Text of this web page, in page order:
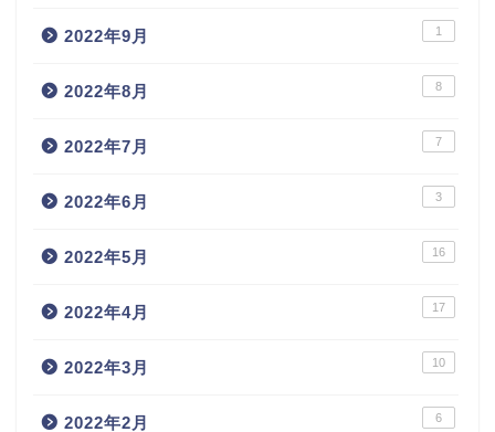
2022年9月 1
2022年8月 8
2022年7月 7
2022年6月 3
2022年5月 16
2022年4月 17
2022年3月 10
2022年2月 6